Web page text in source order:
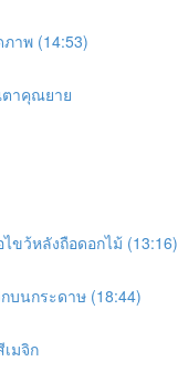
ภาพ (14:53)
าคุณยาย
ขว้หลังถือดอกไม้ (13:16)
บนกระดาษ (18:44)
มจิก